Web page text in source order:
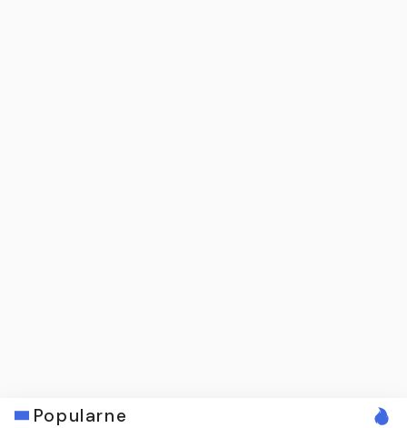
Popularne